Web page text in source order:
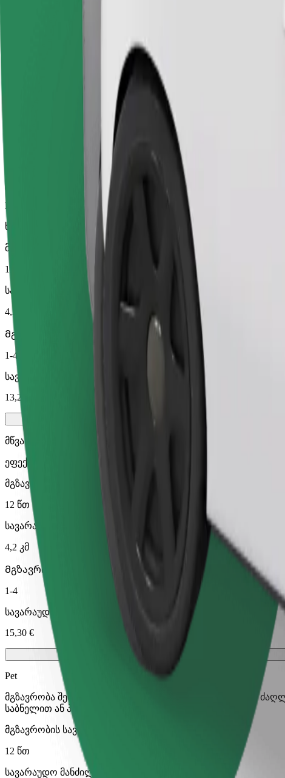
Economy
ხელმისაწვდომი მგზავრობები ეკონომ კლასის მანქანით
მგზავრობის სავარაუდო დრო
12 წთ
სავარაუდო მანძილი
4,2 კმ
Მგზავრი
1-4
სავარაუდო ფასი
13,20 €
მწვანე
ეფექტური მგზავრობები ჰიბრიდული და ელექტრო
მგზავრობის სავარაუდო დრო
12 წთ
სავარაუდო მანძილი
4,2 კმ
Მგზავრი
1-4
სავარაუდო ფასი
15,30 €
Pet
მგზავრობა შენთან და შენს შინაურ ცხოველთან ერთად.
საბნელით ან პადით.
მგზავრობის სავარაუდო დრო
12 წთ
სავარაუდო მანძილი